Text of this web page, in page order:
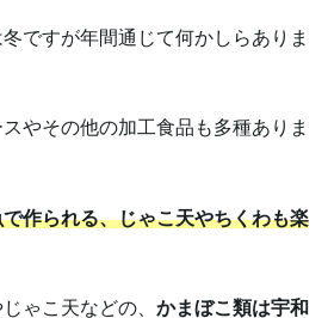
ですが年間通じて何かしらありま
やその他の加工食品も多種ありま
作られる、じゃこ天やちくわも楽
ゃこ天などの、 かまぼこ類は宇和